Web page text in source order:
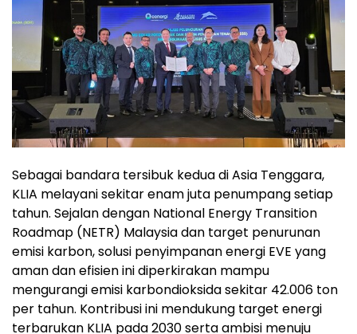
Sebagai bandara tersibuk kedua di Asia Tenggara,
KLIA melayani sekitar enam juta penumpang setiap
tahun. Sejalan dengan National Energy Transition
Roadmap (NETR) Malaysia dan target penurunan
emisi karbon, solusi penyimpanan energi EVE yang
aman dan efisien ini diperkirakan mampu
mengurangi emisi karbondioksida sekitar 42.006 ton
per tahun. Kontribusi ini mendukung target energi
terbarukan KLIA pada 2030 serta ambisi menuju